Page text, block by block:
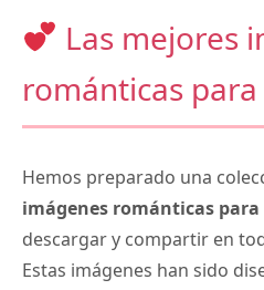
Las mejores
románticas
Hemos preparado una
imágenes románticas para
descargar y compartir en
Estas imágenes han sido